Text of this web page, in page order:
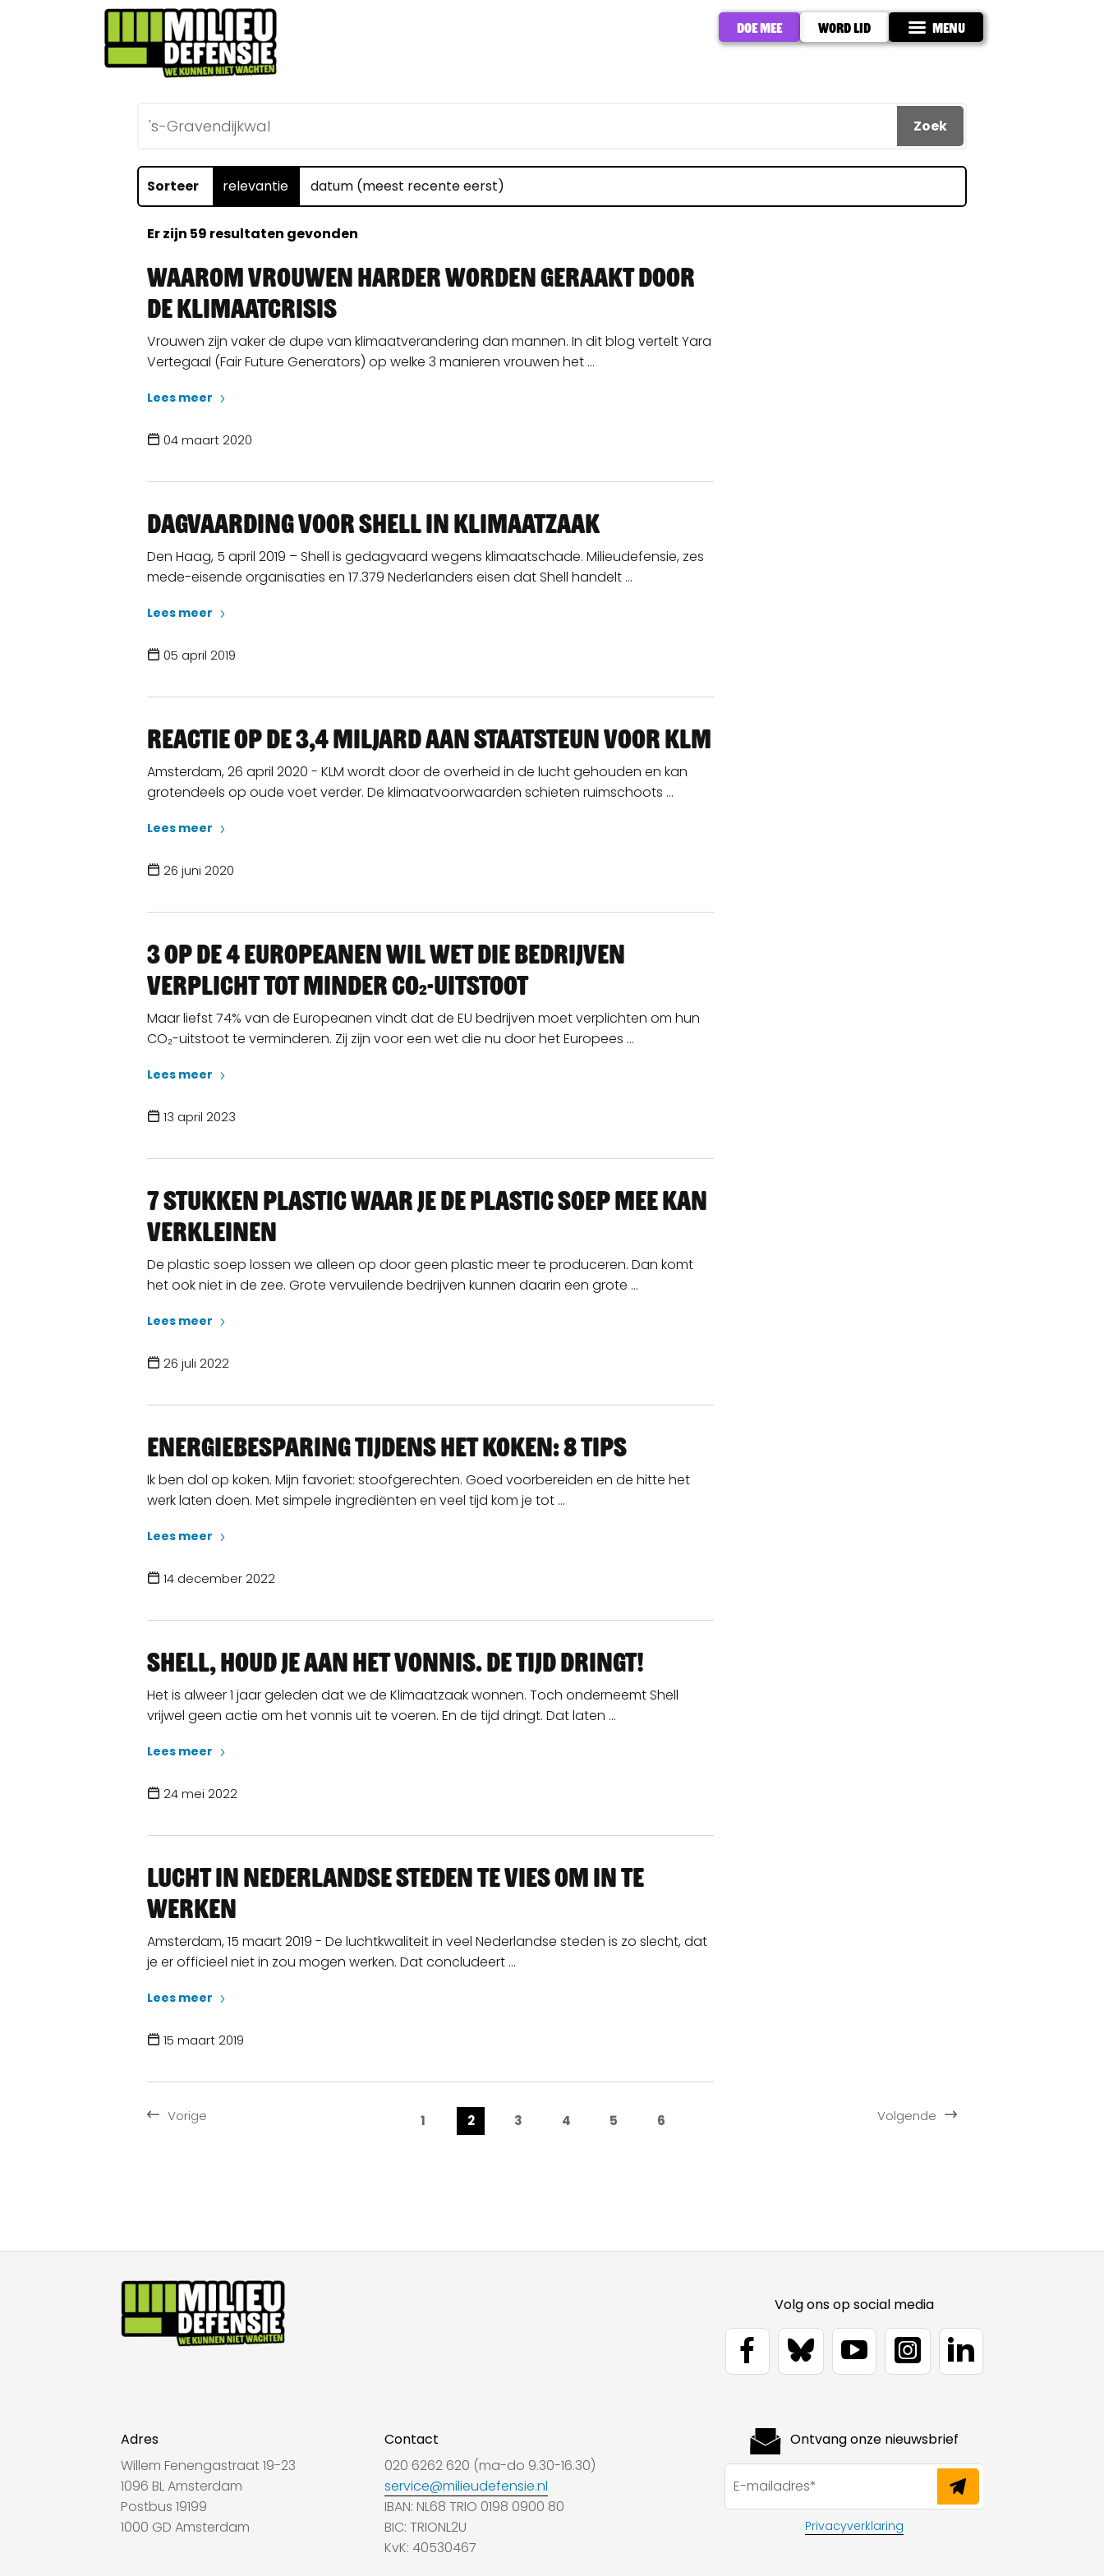
Doe mee Word lid Menu
Zoek
Sorteer relevantie datum (meest recente eerst)
Er zijn 59 resultaten gevonden
Waarom vrouwen harder worden geraakt door
de klimaatcrisis
Vrouwen zijn vaker de dupe van klimaatverandering dan mannen. In dit blog vertelt Yara
Vertegaal (Fair Future Generators) op welke 3 manieren vrouwen het ...
Lees meer
04 maart 2020
Dagvaarding voor Shell in klimaatzaak
Den Haag, 5 april 2019 – Shell is gedagvaard wegens klimaatschade. Milieudefensie, zes
mede-eisende organisaties en 17.379 Nederlanders eisen dat Shell handelt ...
Lees meer
05 april 2019
Reactie op de 3,4 miljard aan staatsteun voor KLM
Amsterdam, 26 april 2020 - KLM wordt door de overheid in de lucht gehouden en kan
grotendeels op oude voet verder. De klimaatvoorwaarden schieten ruimschoots ...
Lees meer
26 juni 2020
3 op de 4 Europeanen wil wet die bedrijven
verplicht tot minder CO₂-uitstoot
Maar liefst 74% van de Europeanen vindt dat de EU bedrijven moet verplichten om hun
CO₂-uitstoot te verminderen. Zij zijn voor een wet die nu door het Europees ...
Lees meer
13 april 2023
7 stukken plastic waar je de plastic soep mee kan
verkleinen
De plastic soep lossen we alleen op door geen plastic meer te produceren. Dan komt
het ook niet in de zee. Grote vervuilende bedrijven kunnen daarin een grote ...
Lees meer
26 juli 2022
Energiebesparing tijdens het koken: 8 tips
Ik ben dol op koken. Mijn favoriet: stoofgerechten. Goed voorbereiden en de hitte het
werk laten doen. Met simpele ingrediënten en veel tijd kom je tot ...
Lees meer
14 december 2022
Shell, houd je aan het vonnis. De tijd dringt!
Het is alweer 1 jaar geleden dat we de Klimaatzaak wonnen. Toch onderneemt Shell
vrijwel geen actie om het vonnis uit te voeren. En de tijd dringt. Dat laten ...
Lees meer
24 mei 2022
Lucht in Nederlandse steden te vies om in te
werken
Amsterdam, 15 maart 2019 - De luchtkwaliteit in veel Nederlandse steden is zo slecht, dat
je er officieel niet in zou mogen werken. Dat concludeert ...
Lees meer
15 maart 2019
Vorige 1 2 3 4 5 6 Volgende
Volg ons op social media
Adres
Willem Fenengastraat 19-23
1096 BL Amsterdam
Postbus 19199
1000 GD Amsterdam
Contact
020 6262 620 (ma-do 9.30-16.30)
service@milieudefensie.nl
IBAN: NL68 TRIO 0198 0900 80
BIC: TRIONL2U
KvK: 40530467
Ontvang onze nieuwsbrief
Privacyverklaring